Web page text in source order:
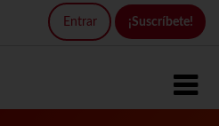
Entrar ¡Suscríbete!